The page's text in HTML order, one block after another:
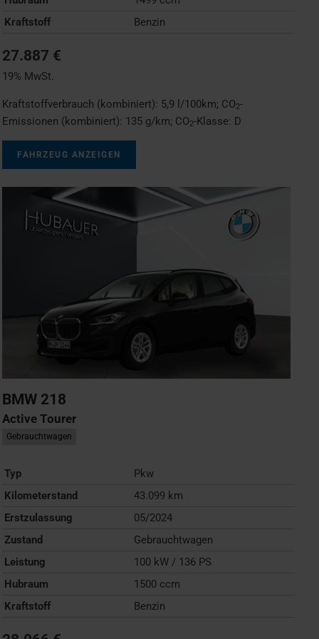
Kraftstoff
Benzin
27.887 €
19% MwSt.
Kraftstoffverbrauch (kombiniert): 5,9 l/100km; CO2-
Emissionen (kombiniert): 135 g/km; CO2-Klasse: D
FAHRZEUG ANZEIGEN
BMW 218
Active Tourer
Gebrauchtwagen
Typ
Pkw
Kilometerstand
43.099 km
Erstzulassung
05/2024
Zustand
Gebrauchtwagen
Leistung
100 kW / 136 PS
Hubraum
1500 ccm
Kraftstoff
Benzin